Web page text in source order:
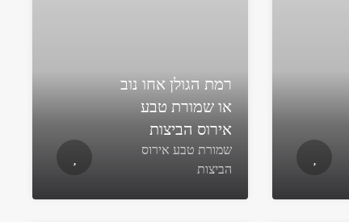
רמת הגולן אחו נוב
או שמורת טבע
אירוס הביצות
שמורת טבע אירוס
הביצות